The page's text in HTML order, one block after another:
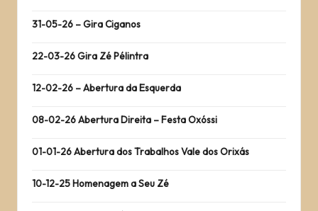
31-05-26 – Gira Ciganos
22-03-26 Gira Zé Pélintra
12-02-26 – Abertura da Esquerda
08-02-26 Abertura Direita – Festa Oxóssi
01-01-26 Abertura dos Trabalhos Vale dos Orixás
10-12-25 Homenagem a Seu Zé